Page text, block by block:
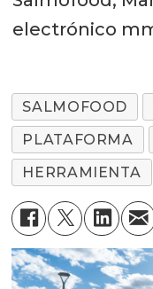
electrónico
SALMOFOOD
PLATAFORMA
HERRAMIENTA